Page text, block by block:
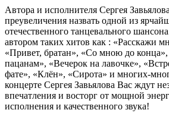
Автора и исполнителя Сергея
преувеличения назвать одной из
отечественного танцевального
автором таких хитов как : «Расскажи
«Привет, братан», «Со мною до
пацанам», «Вечерок на лавочке»,
фате», «Клён», «Сирота» и многих-
концерте Сергея Завьялова Вас ждут
впечатления и восторг от мощной
исполнения и качественного звука!